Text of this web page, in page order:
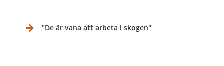
"De är vana att arbeta i skogen"